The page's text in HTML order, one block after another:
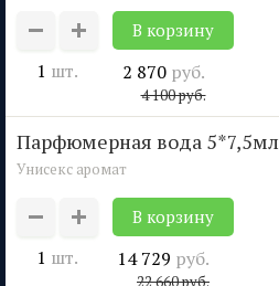
1 шт. 2 870 руб.
4 100руб.
парфюмерная вода 5*7,5мл
Унисекс аромат
1 шт. 14 729 руб.
22 660руб.